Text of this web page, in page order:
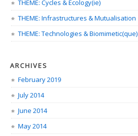
THEME: Cycles & Ecology(ie)
THEME: Infrastructures & Mutualisation
THEME: Technologies & Biomimetic(que)
ARCHIVES
February 2019
July 2014
June 2014
May 2014